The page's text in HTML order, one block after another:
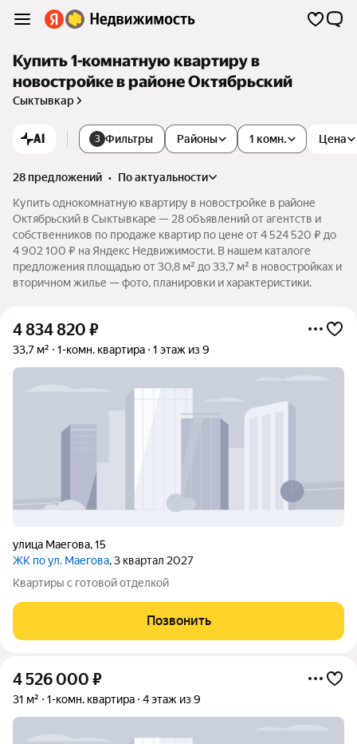
Купить 1-комнатную квартиру в
новостройке в районе Октябрьский
Сыктывкар
AI 3 Фильтры Цена
Районы 1 комн.
28 предложений •
по актуальности
Купить однокомнатную квартиру в новостройке в районе
Октябрьский в Сыктывкаре — 28 объявлений от агентств и
собственников по продаже квартир по цене от 4 524 520 ₽ до
4 902 100 ₽ на Яндекс Недвижимости. В нашем каталоге
предложения площадью от 30,8 м² до 33,7 м² в новостройках и
вторичном жилье — фото, планировки и характеристики.
4 834 820 ₽
33,7 м² 1-комн. квартира 1 этаж из 9
улица Маегова,15
ЖК по ул. Маегова, 3 квартал 2027
Квартиры с готовой отделкой
Позвонить
4 526 000 ₽
31 м² 1-комн. квартира 4 этаж из 9